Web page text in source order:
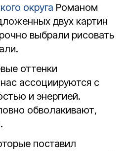
округа Романом
двух картин
выбрали рисовать
оттенки
ассоциируются с
и энергией.
обволакивают,
поставил